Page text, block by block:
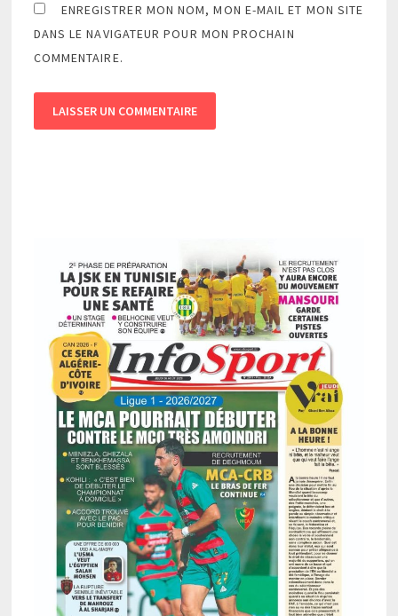
ENREGISTRER MON NOM, MON E-MAIL ET MON SITE
DANS LE NAVIGATEUR POUR MON PROCHAIN
COMMENTAIRE.